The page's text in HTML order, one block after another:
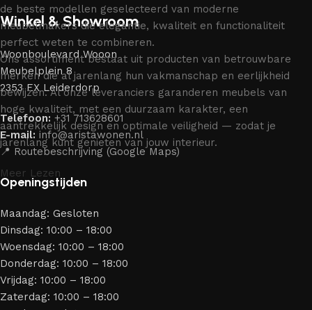
de beste modellen geselecteerd van moderne
meubelmakers die elegantie, kwaliteit en functionaliteit
perfect weten te combineren.
Ons assortiment bestaat uit producten van betrouwbare
merken die al jarenlang hun vakmanschap en eerlijkheid
bewijzen. Al onze leveranciers garanderen meubels van
hoge kwaliteit, met een duurzaam karakter, een
aantrekkelijk design en optimale veiligheid — zodat je
jarenlang kunt genieten van jouw interieur.
Meer Lezen
Winkel & Showroom
Woonboulevard Wooon
Meubelplein 8
2353 EX Leiderdorp
Telefoon: +31 713628601
E-mail: info@aristawonen.nl
📍 Routebeschrijving (Google Maps)
Openingstijden
Maandag: Gesloten
Dinsdag: 10:00 – 18:00
Woensdag: 10:00 – 18:00
Donderdag: 10:00 – 18:00
Vrijdag: 10:00 – 18:00
Zaterdag: 10:00 – 18:00